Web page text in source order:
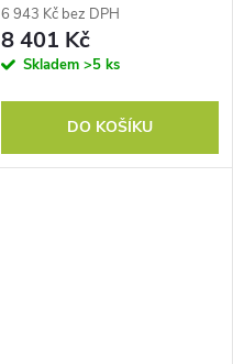
6 943 Kč bez DPH
8 401 Kč
Skladem >5 ks
DO KOŠÍKU